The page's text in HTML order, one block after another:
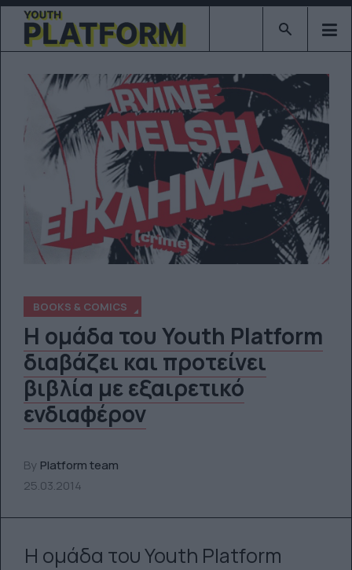
Type 2 or
BOOKS & COMICS
Η ομάδα του Youth Platform
διαβάζει και προτείνει
βιβλία με εξαιρετικό
ενδιαφέρον
By Platform team
25.03.2014
Η ομάδα του Youth Platform